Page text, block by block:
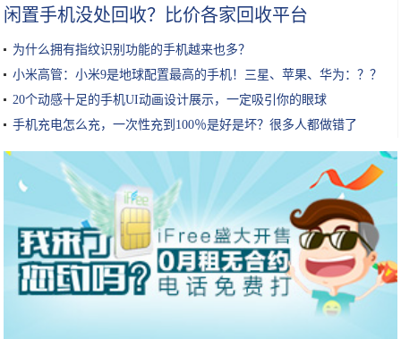
闲置手机没处回收？比价各家回收平台
为什么拥有指纹识别功能的手机越来也多？
小米高管：小米9是地球配置最高的手机！三星、苹果、华为：？？
20个动感十足的手机UI动画设计展示，一定吸引你的眼球
手机充电怎么充，一次性充到100％是好是坏？很多人都做错了